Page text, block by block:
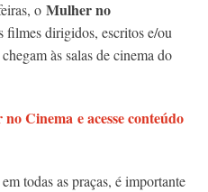
o Mulher no
dirigidos, escritos e/ou
às salas de cinema do
Cinema e acesse conteúdo
todas as praças, é importante